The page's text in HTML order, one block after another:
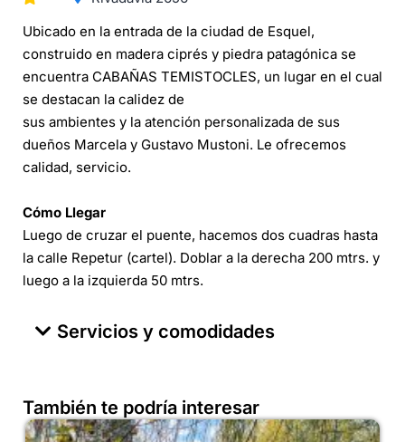
Ubicado en la entrada de la ciudad de Esquel,
construido en madera ciprés y piedra patagónica se
encuentra CABAÑAS TEMISTOCLES, un lugar en el cual
se destacan la calidez de
sus ambientes y la atención personalizada de sus
dueños Marcela y Gustavo Mustoni. Le ofrecemos
calidad, servicio.
Cómo Llegar
Luego de cruzar el puente, hacemos dos cuadras hasta
la calle Repetur (cartel). Doblar a la derecha 200 mtrs. y
luego a la izquierda 50 mtrs.
Servicios y comodidades
También te podría interesar